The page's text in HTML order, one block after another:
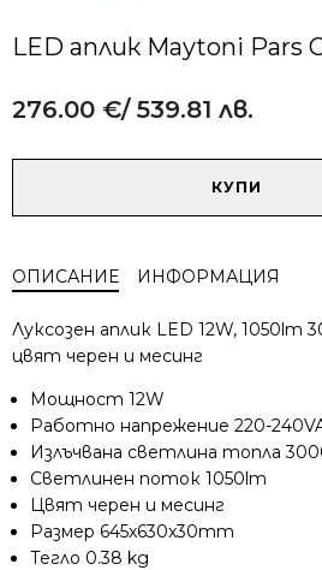
LED аплик Maytoni Pars
276.00 €/ 539.81 лв.
Maytoni
C070WL-
L12GB3K
КУПИ
ОПИСАНИЕ ИНФОРМАЦИЯ
Луксозен аплик LED 12W, 1050lm
цвят черен и месинг
Мощност 12W
Работно напрежение 220-
Излъчвана светлина топла
Светлинен поток 1050lm
Цвят черен и месинг
Размер 645x630x30mm
Тегло 0.38 kg